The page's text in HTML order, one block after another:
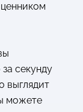
секунду
выглядит
можете